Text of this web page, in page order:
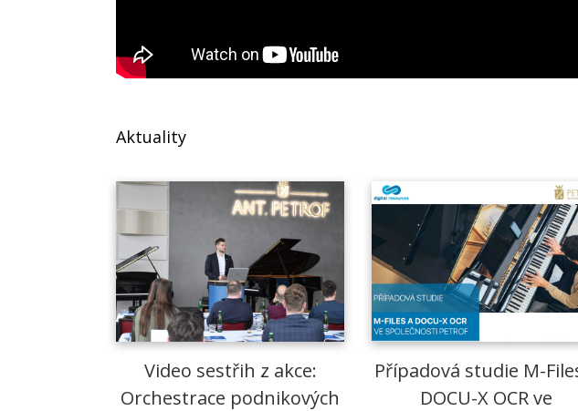
Aktuality
Video sestřih z akce:
Orchestrace podnikových
Případová studie M-
DOCU-X OCR ve